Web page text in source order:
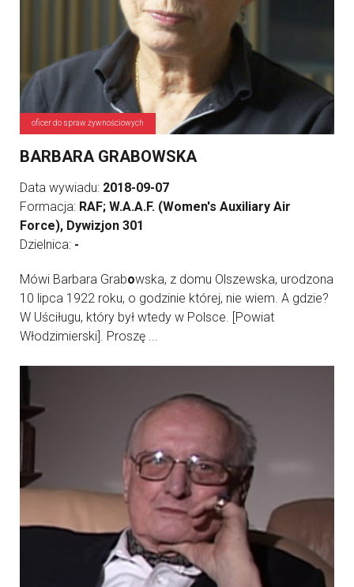
oficer do spraw żywnościowych
BARBARA GRABOWSKA
Data wywiadu: 2018-09-07
Formacja: RAF; W.A.A.F. (Women's Auxiliary Air
Force), Dywizjon 301
Dzielnica: -
Mówi Barbara Grabowska, z domu Olszewska, urodzona
10 lipca 1922 roku, o godzinie której, nie wiem. A gdzie?
W Uściługu, który był wtedy w Polsce. [Powiat
Włodzimierski]. Proszę ...